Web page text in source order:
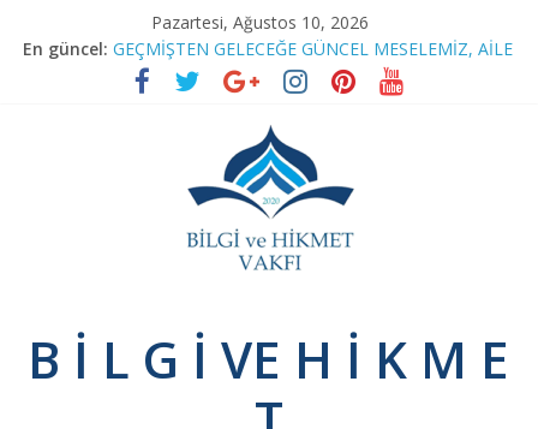
Pazartesi, Ağustos 10, 2026
En güncel: GEÇMİŞTEN GELECEĞE GÜNCEL MESELEMİZ, AİLE
RAMAZAN SOHBETLERİ
TEFSİR PROGRAMIMIZA RAMAZAN ARASI
BAĞIMSIZ SİVİL İNİSİYATİF’TEN YEŞİLAY’A ZİYARET
NİNOVA’YI TERK EDENLER
Bilgi
ve
B İ L G İ VE H İ K M E